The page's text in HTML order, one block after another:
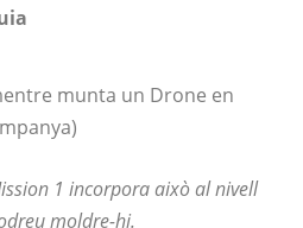
munta un Drone en
1 incorpora això al nivell
moldre-hi.